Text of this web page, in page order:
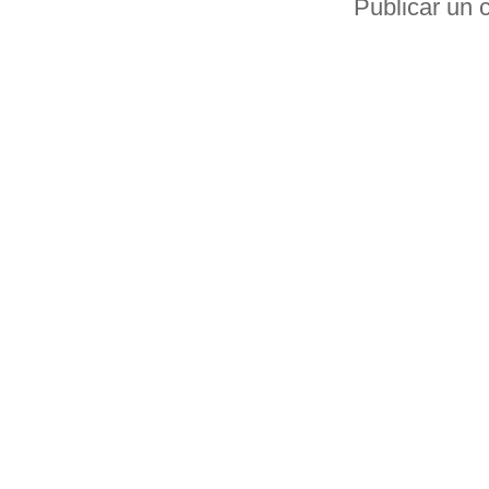
Publicar un